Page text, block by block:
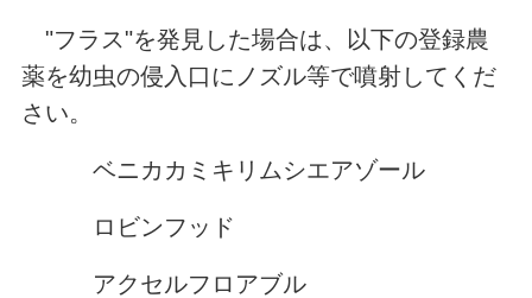
"フラス"を発見した場合は、以下の登録農
薬を幼虫の侵入口にノズル等で噴射してくだ
さい。
ベニカカミキリムシエアゾール
ロビンフッド
アクセルフロアブル